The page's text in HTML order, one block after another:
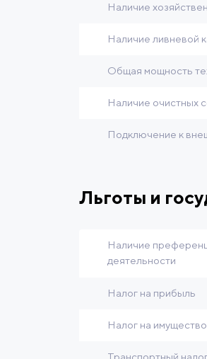
Наличие
Наличие ливневой
Общая мощность
Наличие очистных
Подключение к
Льготы и
Наличие
деятельности
Налог на прибыль
Налог на имущество
Транспортный